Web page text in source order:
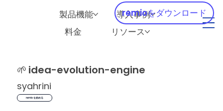
製品機能
導入事例
料金
リソース
remioをダウンロード
🌱 idea-evolution-engine
syahrini
remio を始める